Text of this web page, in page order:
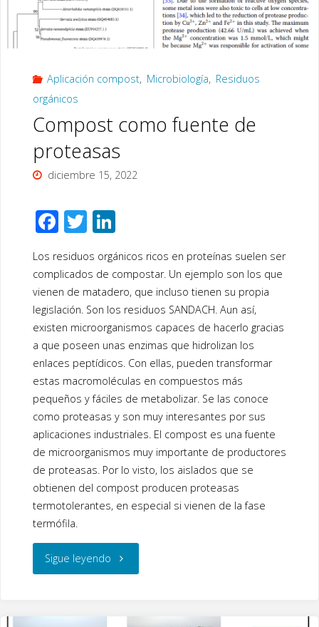
tomate
con
compost
Aplicación compost, Microbiología, Residuos
orgánicos
Compost como fuente de
proteasas
diciembre 15, 2022
F
ac
e
b
o
o
k
T
tt
er
Li
n
k
e
dI
n
Los residuos orgánicos ricos en proteínas suelen ser
complicados de compostar. Un ejemplo son los que
vienen de matadero, que incluso tienen su propia
legislación. Son los residuos SANDACH. Aun así,
existen microorganismos capaces de hacerlo gracias
a que poseen unas enzimas que hidrolizan los
enlaces peptídicos. Con ellas, pueden transformar
estas macromoléculas en compuestos más
pequeños y fáciles de metabolizar. Se las conoce
como proteasas y son muy interesantes por sus
aplicaciones industriales. El compost es una fuente
de microorganismos muy importante de productores
de proteasas. Por lo visto, los aislados que se
obtienen del compost producen proteasas
termotolerantes, en especial si vienen de la fase
termófila.
Sigue leyendo"Compost